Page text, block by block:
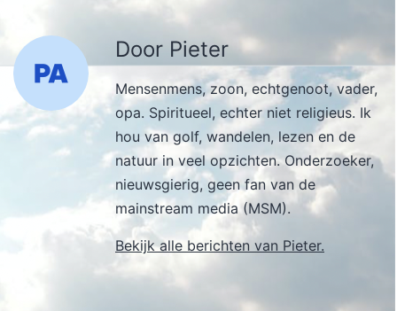
Door Pieter
Mensenmens, zoon, echtgenoot, vader,
opa. Spiritueel, echter niet religieus. Ik
hou van golf, wandelen, lezen en de
natuur in veel opzichten. Onderzoeker,
nieuwsgierig, geen fan van de
mainstream media (MSM).
Bekijk alle berichten van Pieter.